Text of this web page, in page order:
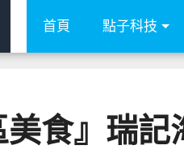
首頁 點子科技
美食』瑞